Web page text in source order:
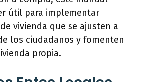
útil para implementar
vivienda que se ajusten a
los ciudadanos y fomenten
propia.